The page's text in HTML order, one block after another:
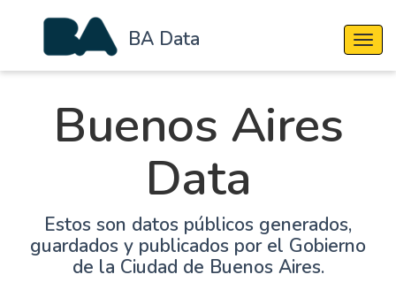
BA Data
Buenos Aires
Data
Estos son datos públicos generados,
guardados y publicados por el Gobierno
de la Ciudad de Buenos Aires.